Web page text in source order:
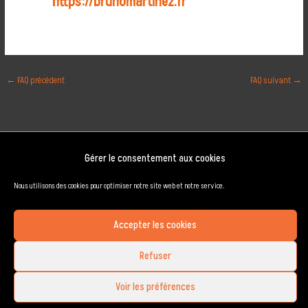
Gérer le consentement aux cookies
Nous utilisons des cookies pour optimiser notre site web et notre service.
Accepter les cookies
Refuser
Voir les préférences
← FAQ précédent FAQ suivant →
Copyright © 2026 Bruno Martinez Photographe professionnel Toulouse 0663262709
Politique de cookies (UE)
Blog
Mentions légales